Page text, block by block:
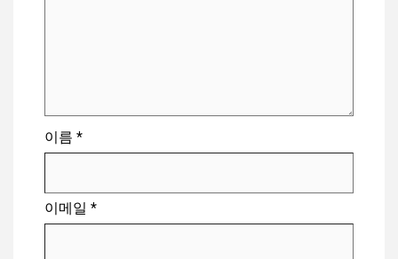
이름 *
이메일 *